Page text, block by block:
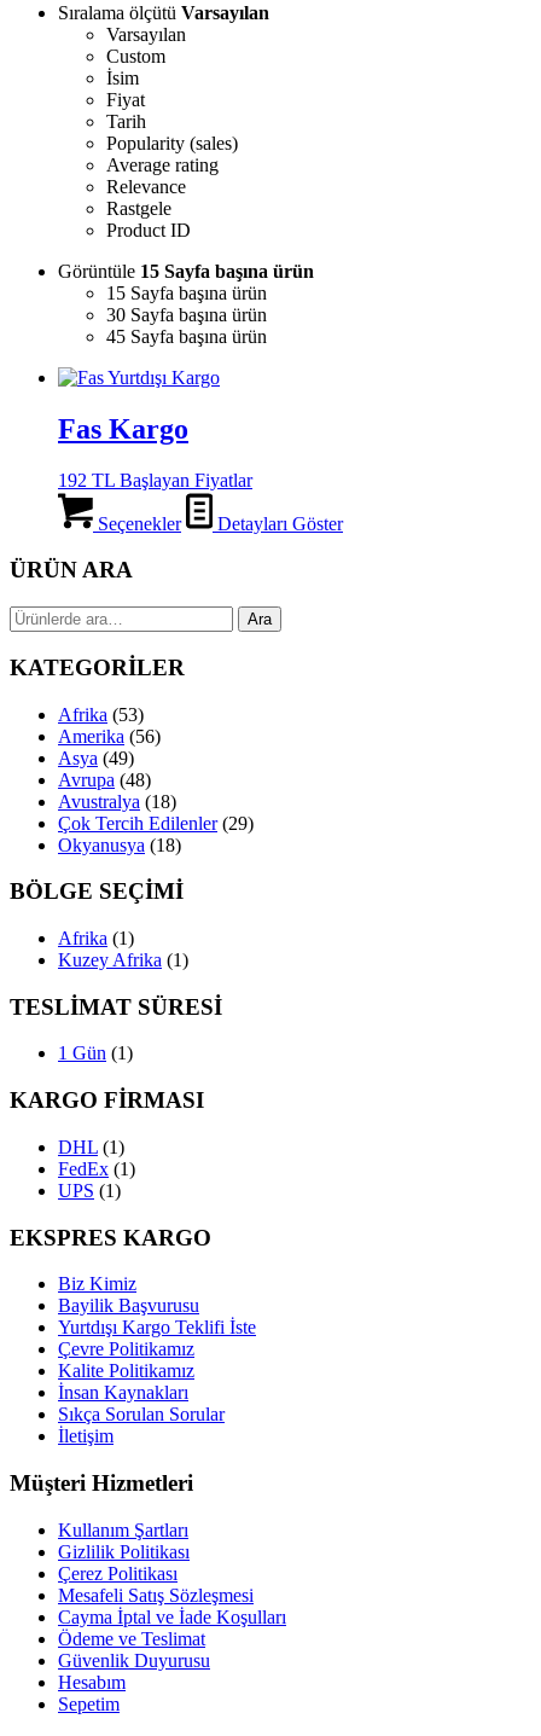
Sıralama ölçütü Varsayılan
Varsayılan
Custom
İsim
Fiyat
Tarih
Popularity (sales)
Average rating
Relevance
Rastgele
Product ID
Görüntüle 15 Sayfa başına ürün
15 Sayfa başına ürün
30 Sayfa başına ürün
45 Sayfa başına ürün
Fas Kargo
192 TL Başlayan Fiyatlar
Seçenekler Detayları Göster
ÜRÜN ARA
Ara: Ara
KATEGORİLER
Afrika (53)
Amerika (56)
Asya (49)
Avrupa (48)
Avustralya (18)
Çok Tercih Edilenler (29)
Okyanusya (18)
BÖLGE SEÇİMİ
Afrika (1)
Kuzey Afrika (1)
TESLİMAT SÜRESİ
1 Gün (1)
KARGO FİRMASI
DHL (1)
FedEx (1)
UPS (1)
EKSPRES KARGO
Biz Kimiz
Bayilik Başvurusu
Yurtdışı Kargo Teklifi İste
Çevre Politikamız
Kalite Politikamız
İnsan Kaynakları
Sıkça Sorulan Sorular
İletişim
Müşteri Hizmetleri
Kullanım Şartları
Gizlilik Politikası
Çerez Politikası
Mesafeli Satış Sözleşmesi
Cayma İptal ve İade Koşulları
Ödeme ve Teslimat
Güvenlik Duyurusu
Hesabım
Sepetim